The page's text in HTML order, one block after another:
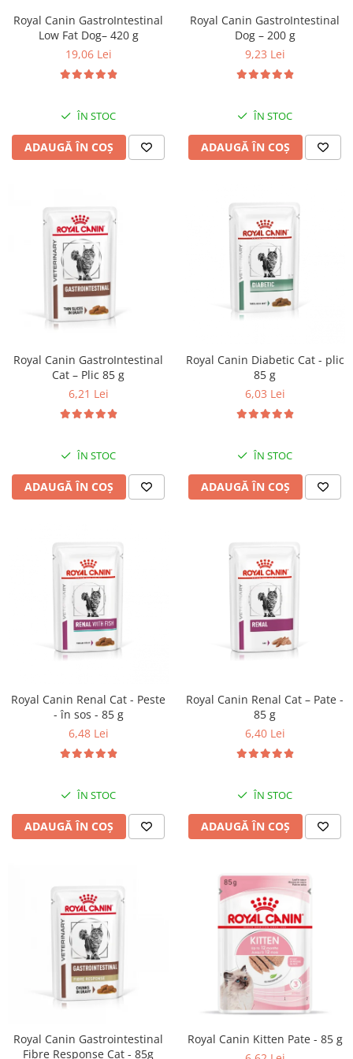
Royal Canin GastroIntestinal
Low Fat Dog– 420 g
19,06 Lei
ÎN STOC
ADAUGĂ ÎN COȘ
Royal Canin GastroIntestinal
Dog – 200 g
9,23 Lei
ÎN STOC
ADAUGĂ ÎN COȘ
Royal Canin GastroIntestinal
Cat – Plic 85 g
6,21 Lei
ÎN STOC
ADAUGĂ ÎN COȘ
Royal Canin Diabetic Cat - plic
85 g
6,03 Lei
ÎN STOC
ADAUGĂ ÎN COȘ
Royal Canin Renal Cat - Peste
- în sos - 85 g
6,48 Lei
ÎN STOC
ADAUGĂ ÎN COȘ
Royal Canin Renal Cat – Pate -
85 g
6,40 Lei
ÎN STOC
ADAUGĂ ÎN COȘ
Royal Canin Gastrointestinal
Fibre Response Cat - 85g
Royal Canin Kitten Pate - 85 g